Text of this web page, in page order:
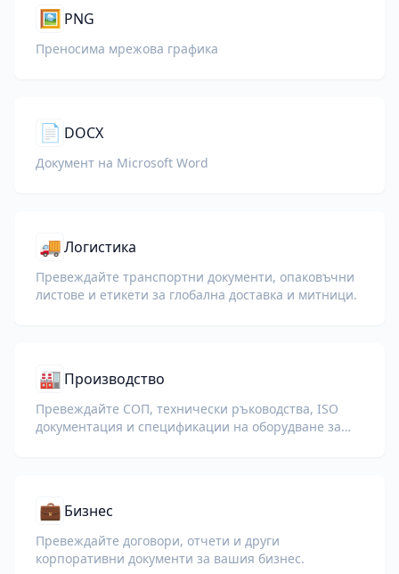
🖼️ PNG
Преносима мрежова графика
📄 DOCX
Документ на Microsoft Word
🚚Логистика
Превеждайте транспортни документи, опаковъчни
листове и етикети за глобална доставка и митници.
🏭 Производство
Превеждайте СОП, технически ръководства, ISO
документация и спецификации на оборудване за
💼 Бизнес
Превеждайте договори, отчети и други
корпоративни документи за вашия бизнес.